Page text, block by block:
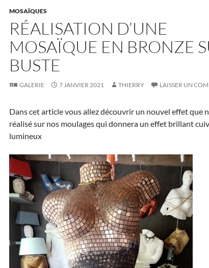
MOSAÏQUES
RÉALISATION D’UNE
MOSAÏQUE EN BRONZE
BUSTE
GALERIE 7 JANVIER 2021 THIERRY LAISSER UN
Dans cet article vous allez découvrir un nouvel effet que
réalisé sur nos moulages qui donnera un effet brillant
lumineux